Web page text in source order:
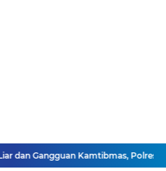
dan Gangguan Kamtibmas, Polres